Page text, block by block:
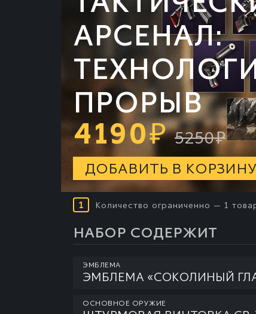
АРСЕНАЛ:
ПРОРЫВ
4190₽ 5250₽
ДОБАВИТЬ В КОРЗИНУ
1 Количество ограниченно — 1
НАБОР СОДЕРЖИТ
ЭМБЛЕМА
ЭМБЛЕМА «СОКОЛИНЫЙ
ОСНОВНОЕ ОРУЖИЕ